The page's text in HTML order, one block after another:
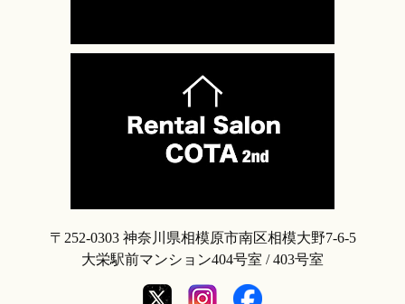
〒252-0303 神奈川県相模原市南区相模大野7-6-5
大栄駅前マンション404号室 / 403号室